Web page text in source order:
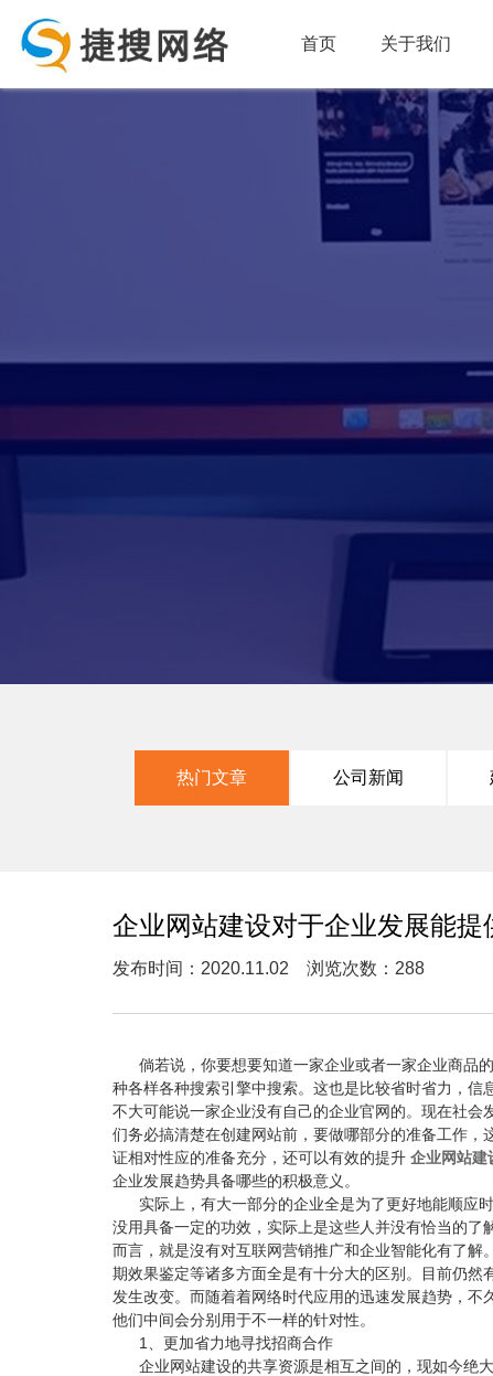
首页 关于我们
热门文章 公司新闻
企业网站建设对于企业发展能提
发布时间：2020.11.02 浏览次数：288
倘若说，你要想要知道一家企业或者一家企业商品
种各样各种搜索引擎中搜索。这也是比较省时省力，
不大可能说一家企业没有自己的企业官网的。现在社
们务必搞清楚在创建网站前，要做哪部分的准备工作
证相对性应的准备充分，还可以有效的提升 企业网站建
企业发展趋势具备哪些的积极意义。
实际上，有大一部分的企业全是为了更好地能顺应
没用具备一定的功效，实际上是这些人并没有恰当的
而言，就是沒有对互联网营销推广和企业智能化有了
期效果鉴定等诸多方面全是有十分大的区别。目前仍
发生改变。而随着着网络时代应用的迅速发展趋势，不
他们中间会分别用于不一样的针对性。
1、更加省力地寻找招商合作
企业网站建设的共享资源是相互之间的，现如今绝